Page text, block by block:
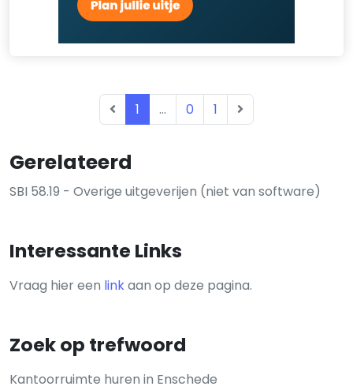
Gerelateerd
SBI 58.19 - Overige uitgeverijen (niet van software)
Interessante Links
Vraag hier een linkaan op deze pagina.
Zoek op trefwoord
Kantoorruimte huren in Enschede
1 ... 0 1